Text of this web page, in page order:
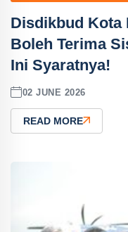
Disdikbud Kota
Boleh Terima
Ini Syaratnya!
02 JUNE 2026
READ MORE